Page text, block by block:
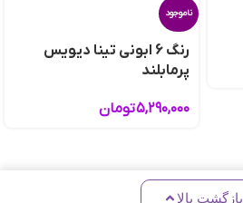
ناموجود
رنگ 6 ابونی تینا دیویس
پرمابلند
۵,۲۹۰,۰۰۰تومان
بازگشت بالا